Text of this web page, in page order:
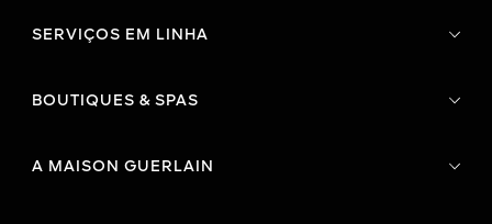
SERVIÇOS EM LINHA
BOUTIQUES & SPAS
A MAISON GUERLAIN